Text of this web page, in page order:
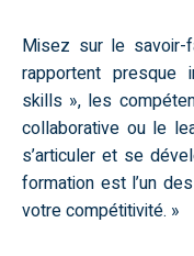
Misez sur le savoir-
rapportent
skills », les
collaborative ou le
s’articuler et se
formation est l’un
votre compétitivité. »